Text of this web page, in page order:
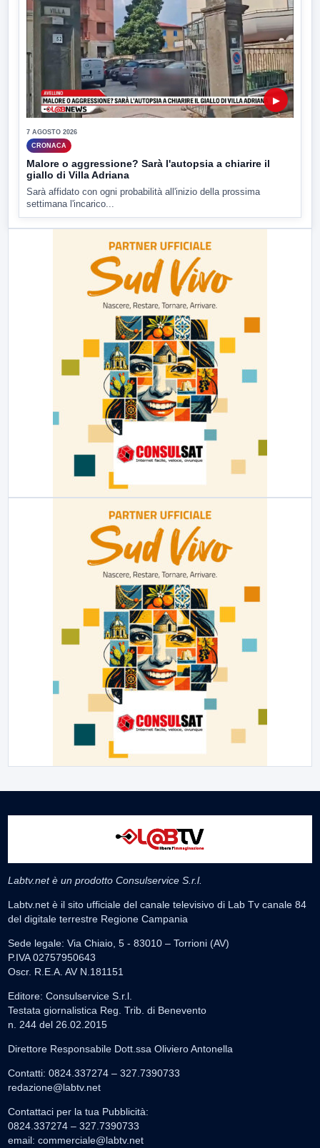
▶
7 AGOSTO 2026
CRONACA
Malore o aggressione? Sarà l'autopsia a chiarire il
giallo di Villa Adriana
Sarà affidato con ogni probabilità all'inizio della prossima
settimana l'incarico...
Labtv.net è un prodotto Consulservice S.r.l.
Labtv.net è il sito ufficiale del canale televisivo di Lab Tv canale 84
del digitale terrestre Regione Campania
Sede legale: Via Chiaio, 5 - 83010 – Torrioni (AV)
P.IVA 02757950643
Oscr. R.E.A. AV N.181151
Editore: Consulservice S.r.l.
Testata giornalistica Reg. Trib. di Benevento
n. 244 del 26.02.2015
Direttore Responsabile Dott.ssa Oliviero Antonella
Contatti: 0824.337274 – 327.7390733
redazione@labtv.net
Contattaci per la tua Pubblicità:
0824.337274 – 327.7390733
email: commerciale@labtv.net